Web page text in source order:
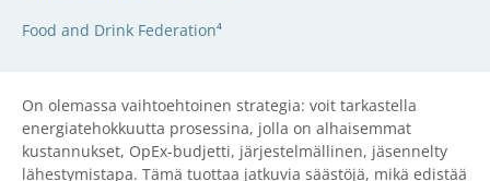
Food and Drink Federation⁴
On olemassa vaihtoehtoinen strategia: voit tarkastella
energiatehokkuutta prosessina, jolla on alhaisemmat
kustannukset, OpEx-budjetti, järjestelmällinen, jäsennelty
lähestymistapa. Tämä tuottaa jatkuvia säästöjä, mikä edistää